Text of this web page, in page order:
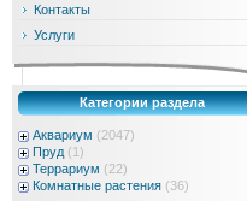
Контакты
Услуги
Категории раздела
Аквариум (2047)
Пруд (1)
Террариум (22)
Комнатные растения (36)